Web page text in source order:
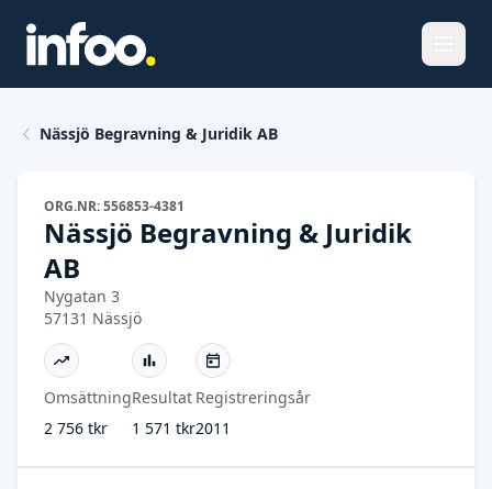
Nässjö Begravning & Juridik AB
ORG.NR: 556853-4381
Nässjö Begravning & Juridik
AB
Nygatan 3
57131 Nässjö
Omsättning
2 756 tkr
Resultat
1 571 tkr
Registreringsår
2011